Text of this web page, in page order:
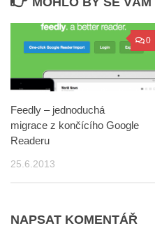
0
Feedly – jednoduchá
migrace z končícího Google
Readeru
25.6.2013
NAPSAT KOMENTÁŘ